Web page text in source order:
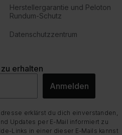
Herstellergarantie und Peloton
Rundum-Schutz
Datenschutzzentrum
erhalten
Anmelden
erklärst du dich einverstanden,
Updates per E-Mail informiert zu
Links in einer dieser E-Mails kannst